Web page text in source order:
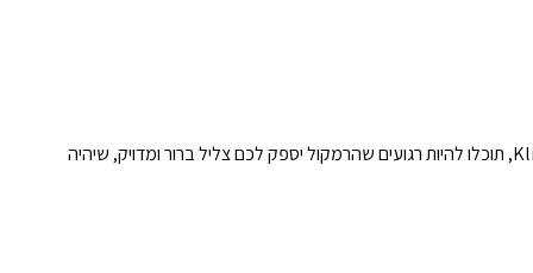
הרמקול השקוע CS-18C מבית Klipsch מעניק חוויית שמע עשירה ואיכותית, בעיצוב מינימליסטי שמתאים לכל חלל. עם הטכנולוגיה המתקדמת של Klipsch, תוכלו להיות רגועים שהרמקול יספק לכם צליל ברור ומדויק, שיהיה